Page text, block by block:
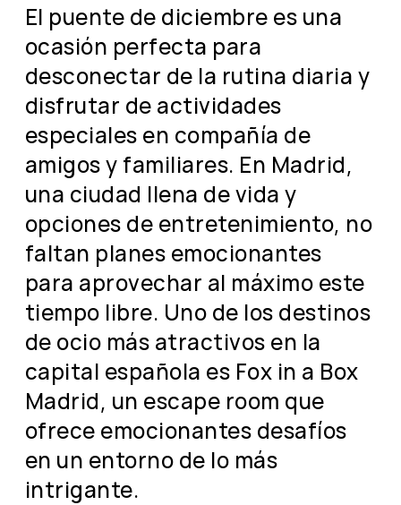
El puente de diciembre es una
ocasión perfecta para
desconectar de la rutina diaria y
disfrutar de actividades
especiales en compañía de
amigos y familiares. En Madrid,
una ciudad llena de vida y
opciones de entretenimiento, no
faltan planes emocionantes
para aprovechar al máximo este
tiempo libre. Uno de los destinos
de ocio más atractivos en la
capital española es Fox in a Box
Madrid, un escape room que
ofrece emocionantes desafíos
en un entorno de lo más
intrigante.